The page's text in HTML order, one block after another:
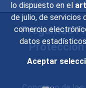
lo dispuesto en el
de julio, de servicios
comercio
datos
Aceptar
Preguntas